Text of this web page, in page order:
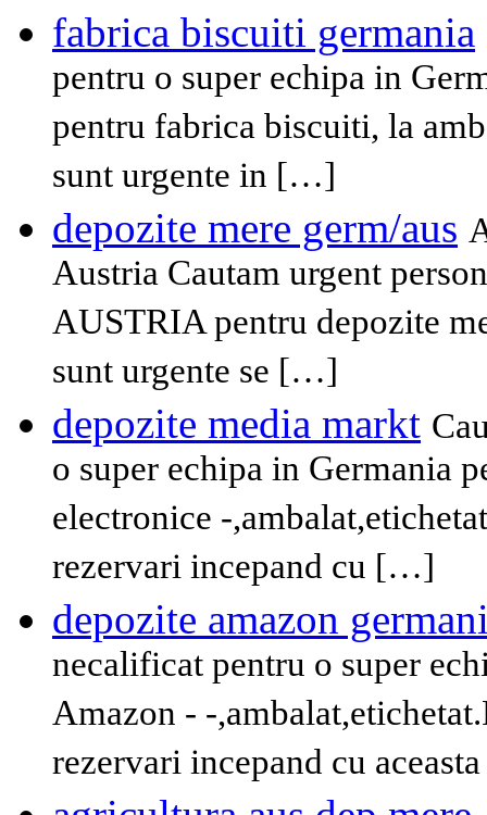
fabrica biscuiti germania
pentru o super echipa in
pentru fabrica biscuiti, la
sunt urgente in […]
depozite mere germ/aus
Austria Cautam urgent
AUSTRIA pentru depozite
sunt urgente se […]
depozite media markt
o super echipa in Germania
electronice -
rezervari incepand cu […]
depozite amazon
necalificat pentru o super
Amazon - -
rezervari incepand cu